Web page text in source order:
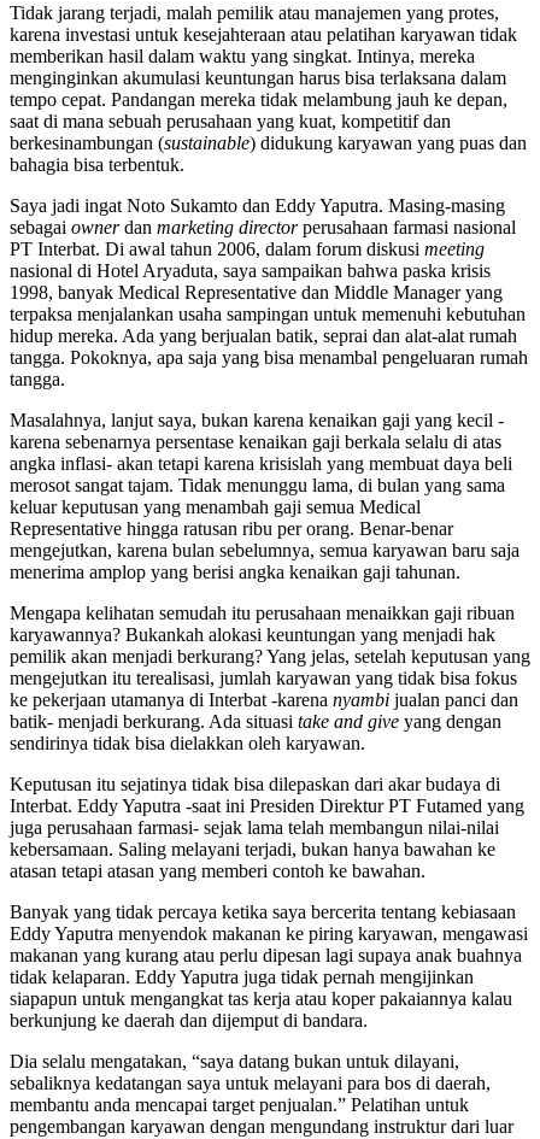
Tidak jarang terjadi, malah pemilik atau manajemen yang protes,
karena investasi untuk kesejahteraan atau pelatihan karyawan tidak
memberikan hasil dalam waktu yang singkat. Intinya, mereka
menginginkan akumulasi keuntungan harus bisa terlaksana dalam
tempo cepat. Pandangan mereka tidak melambung jauh ke depan,
saat di mana sebuah perusahaan yang kuat, kompetitif dan
berkesinambungan (sustainable) didukung karyawan yang puas dan
bahagia bisa terbentuk.
Saya jadi ingat Noto Sukamto dan Eddy Yaputra. Masing-masing
sebagai ownerdan marketing directorperusahaan farmasi nasional
PT Interbat. Di awal tahun 2006, dalam forum diskusi meeting
nasional di Hotel Aryaduta, saya sampaikan bahwa paska krisis
1998, banyak Medical Representative dan Middle Manager yang
terpaksa menjalankan usaha sampingan untuk memenuhi kebutuhan
hidup mereka. Ada yang berjualan batik, seprai dan alat-alat rumah
tangga. Pokoknya, apa saja yang bisa menambal pengeluaran rumah
tangga.
Masalahnya, lanjut saya, bukan karena kenaikan gaji yang kecil -
karena sebenarnya persentase kenaikan gaji berkala selalu di atas
angka inflasi- akan tetapi karena krisislah yang membuat daya beli
merosot sangat tajam. Tidak menunggu lama, di bulan yang sama
keluar keputusan yang menambah gaji semua Medical
Representative hingga ratusan ribu per orang. Benar-benar
mengejutkan, karena bulan sebelumnya, semua karyawan baru saja
menerima amplop yang berisi angka kenaikan gaji tahunan.
Mengapa kelihatan semudah itu perusahaan menaikkan gaji ribuan
karyawannya? Bukankah alokasi keuntungan yang menjadi hak
pemilik akan menjadi berkurang? Yang jelas, setelah keputusan yang
mengejutkan itu terealisasi, jumlah karyawan yang tidak bisa fokus
ke pekerjaan utamanya di Interbat -karena nyambi jualan panci dan
batik- menjadi berkurang. Ada situasi take and give yang dengan
sendirinya tidak bisa dielakkan oleh karyawan.
Keputusan itu sejatinya tidak bisa dilepaskan dari akar budaya di
Interbat. Eddy Yaputra -saat ini Presiden Direktur PT Futamed yang
juga perusahaan farmasi- sejak lama telah membangun nilai-nilai
kebersamaan. Saling melayani terjadi, bukan hanya bawahan ke
atasan tetapi atasan yang memberi contoh ke bawahan.
Banyak yang tidak percaya ketika saya bercerita tentang kebiasaan
Eddy Yaputra menyendok makanan ke piring karyawan, mengawasi
makanan yang kurang atau perlu dipesan lagi supaya anak buahnya
tidak kelaparan. Eddy Yaputra juga tidak pernah mengijinkan
siapapun untuk mengangkat tas kerja atau koper pakaiannya kalau
berkunjung ke daerah dan dijemput di bandara.
Dia selalu mengatakan, “saya datang bukan untuk dilayani,
sebaliknya kedatangan saya untuk melayani para bos di daerah,
membantu anda mencapai target penjualan.” Pelatihan untuk
pengembangan karyawan dengan mengundang instruktur dari luar